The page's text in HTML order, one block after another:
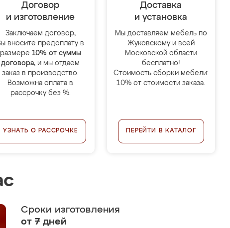
Договор
и изготовление
Заключаем договор,
вносите предоплату в
размере 10% от суммы
договора, и мы отдаём
заказ в производство.
Возможна оплата в
рассрочку без %.
УЗНАТЬ О РАССРОЧКЕ
Доставка
и установка
Мы доставляем мебель по
Жуковскому и всей
Московской области
бесплатно!
Стоимость сборки мебели:
10% от стоимости заказа.
ПЕРЕЙТИ В КАТАЛОГ
Сроки изготовления
от 7 дней